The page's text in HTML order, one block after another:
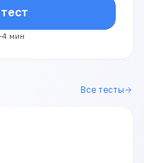
мин
Все тесты